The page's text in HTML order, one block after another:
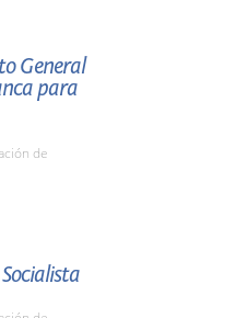
General
para
de